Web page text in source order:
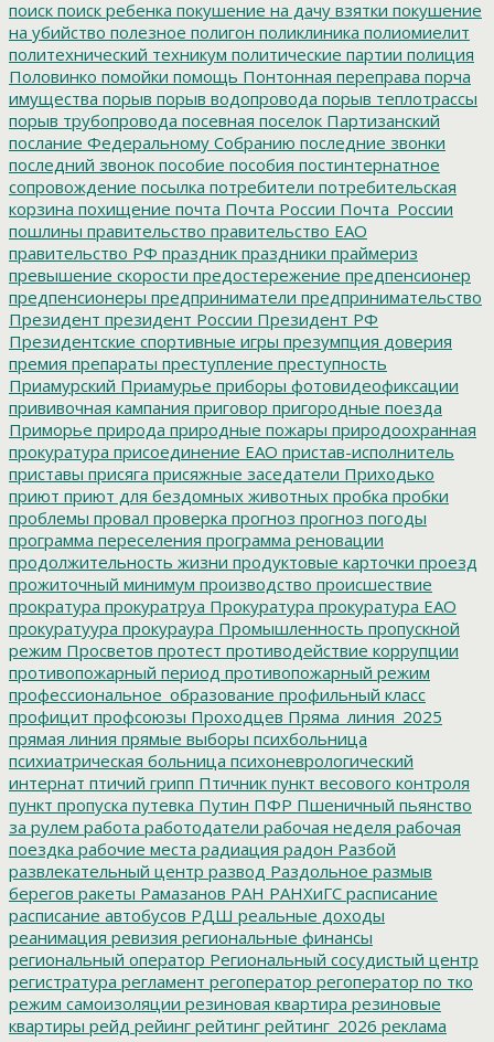
поиск поиск ребенка покушение на дачу взятки покушение
на убийство полезное полигон поликлиника полиомиелит
политехнический техникум политические партии полиция
Половинко помойки помощь Понтонная переправа порча
имущества порыв порыв водопровода порыв теплотрассы
порыв трубопровода посевная поселок Партизанский
послание Федеральному Собранию последние звонки
последний звонок пособие пособия постинтернатное
сопровождение посылка потребители потребительская
корзина похищение почта Почта России Почта_России
пошлины правительство правительство ЕАО
правительство РФ праздник праздники праймериз
превышение скорости предостережение предпенсионер
предпенсионеры предприниматели предпринимательство
Президент президент России Президент РФ
Президентские спортивные игры презумпция доверия
премия препараты преступление преступность
Приамурский Приамурье приборы фотовидеофиксации
прививочная кампания приговор пригородные поезда
Приморье природа природные пожары природоохранная
прокуратура присоединение ЕАО пристав-исполнитель
приставы присяга присяжные заседатели Приходько
приют приют для бездомных животных пробка пробки
проблемы провал проверка прогноз прогноз погоды
программа переселения программа реновации
продолжительность жизни продуктовые карточки проезд
прожиточный минимум производство происшествие
прократура прокуратруа Прокуратура прокуратура ЕАО
прокуратуура прокураура Промышленность пропускной
режим Просветов протест противодействие коррупции
противопожарный период противопожарный режим
профессиональное_образование профильный класс
профицит профсоюзы Проходцев Пряма_линия_2025
прямая линия прямые выборы психбольница
психиатрическая больница психоневрологический
интернат птичий грипп Птичник пункт весового контроля
пункт пропуска путевка Путин ПФР Пшеничный пьянство
за рулем работа работодатели рабочая неделя рабочая
поездка рабочие места радиация радон Разбой
развлекательный центр развод Раздольное размыв
берегов ракеты Рамазанов РАН РАНХиГС расписание
расписание автобусов РДШ реальные доходы
реанимация ревизия региональные финансы
региональный оператор Региональный сосудистый центр
регистратура регламент регоператор регоператор по тко
режим самоизоляции резиновая квартира резиновые
квартиры рейд рейинг рейтинг рейтинг_2026 реклама